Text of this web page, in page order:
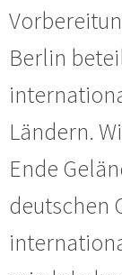
Berlin
Ländern.
Ende
deutschen